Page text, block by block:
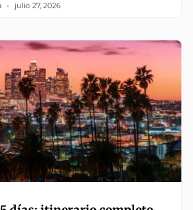
julio 27, 2026